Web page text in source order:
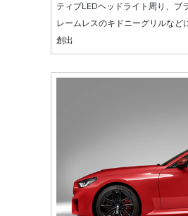
ティブLEDヘッドライト周り、ブ
レームレスのキドニーグリルなど
創出